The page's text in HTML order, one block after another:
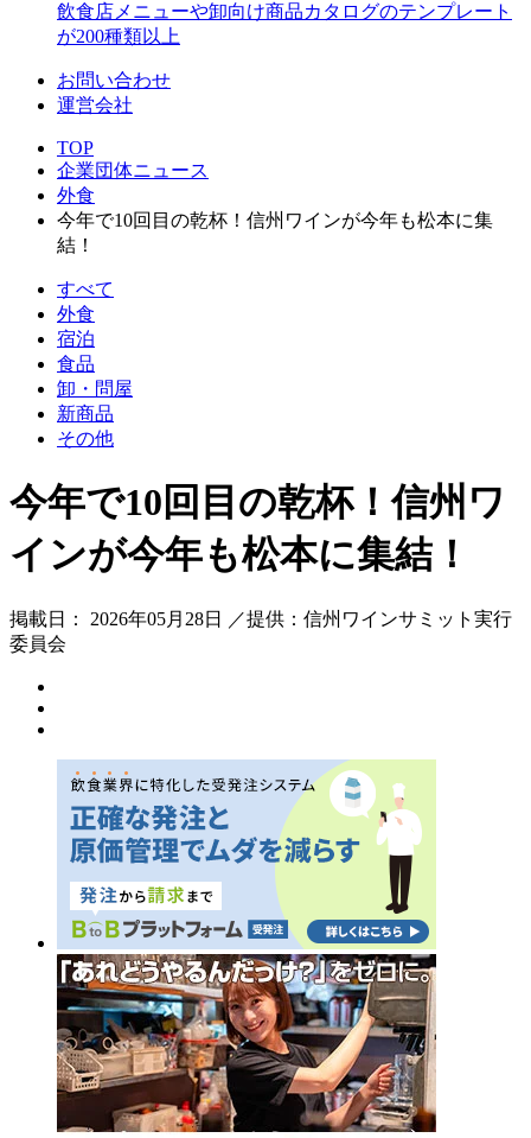
飲食店メニューや卸向け商品カタログのテンプレート
が200種類以上
お問い合わせ
運営会社
TOP
企業団体ニュース
外食
今年で10回目の乾杯！信州ワインが今年も松本に集
結！
すべて
外食
宿泊
食品
卸・問屋
新商品
その他
今年で10回目の乾杯！信州ワ
インが今年も松本に集結！
掲載日： 2026年05月28日 ／提供：信州ワインサミット実行
委員会